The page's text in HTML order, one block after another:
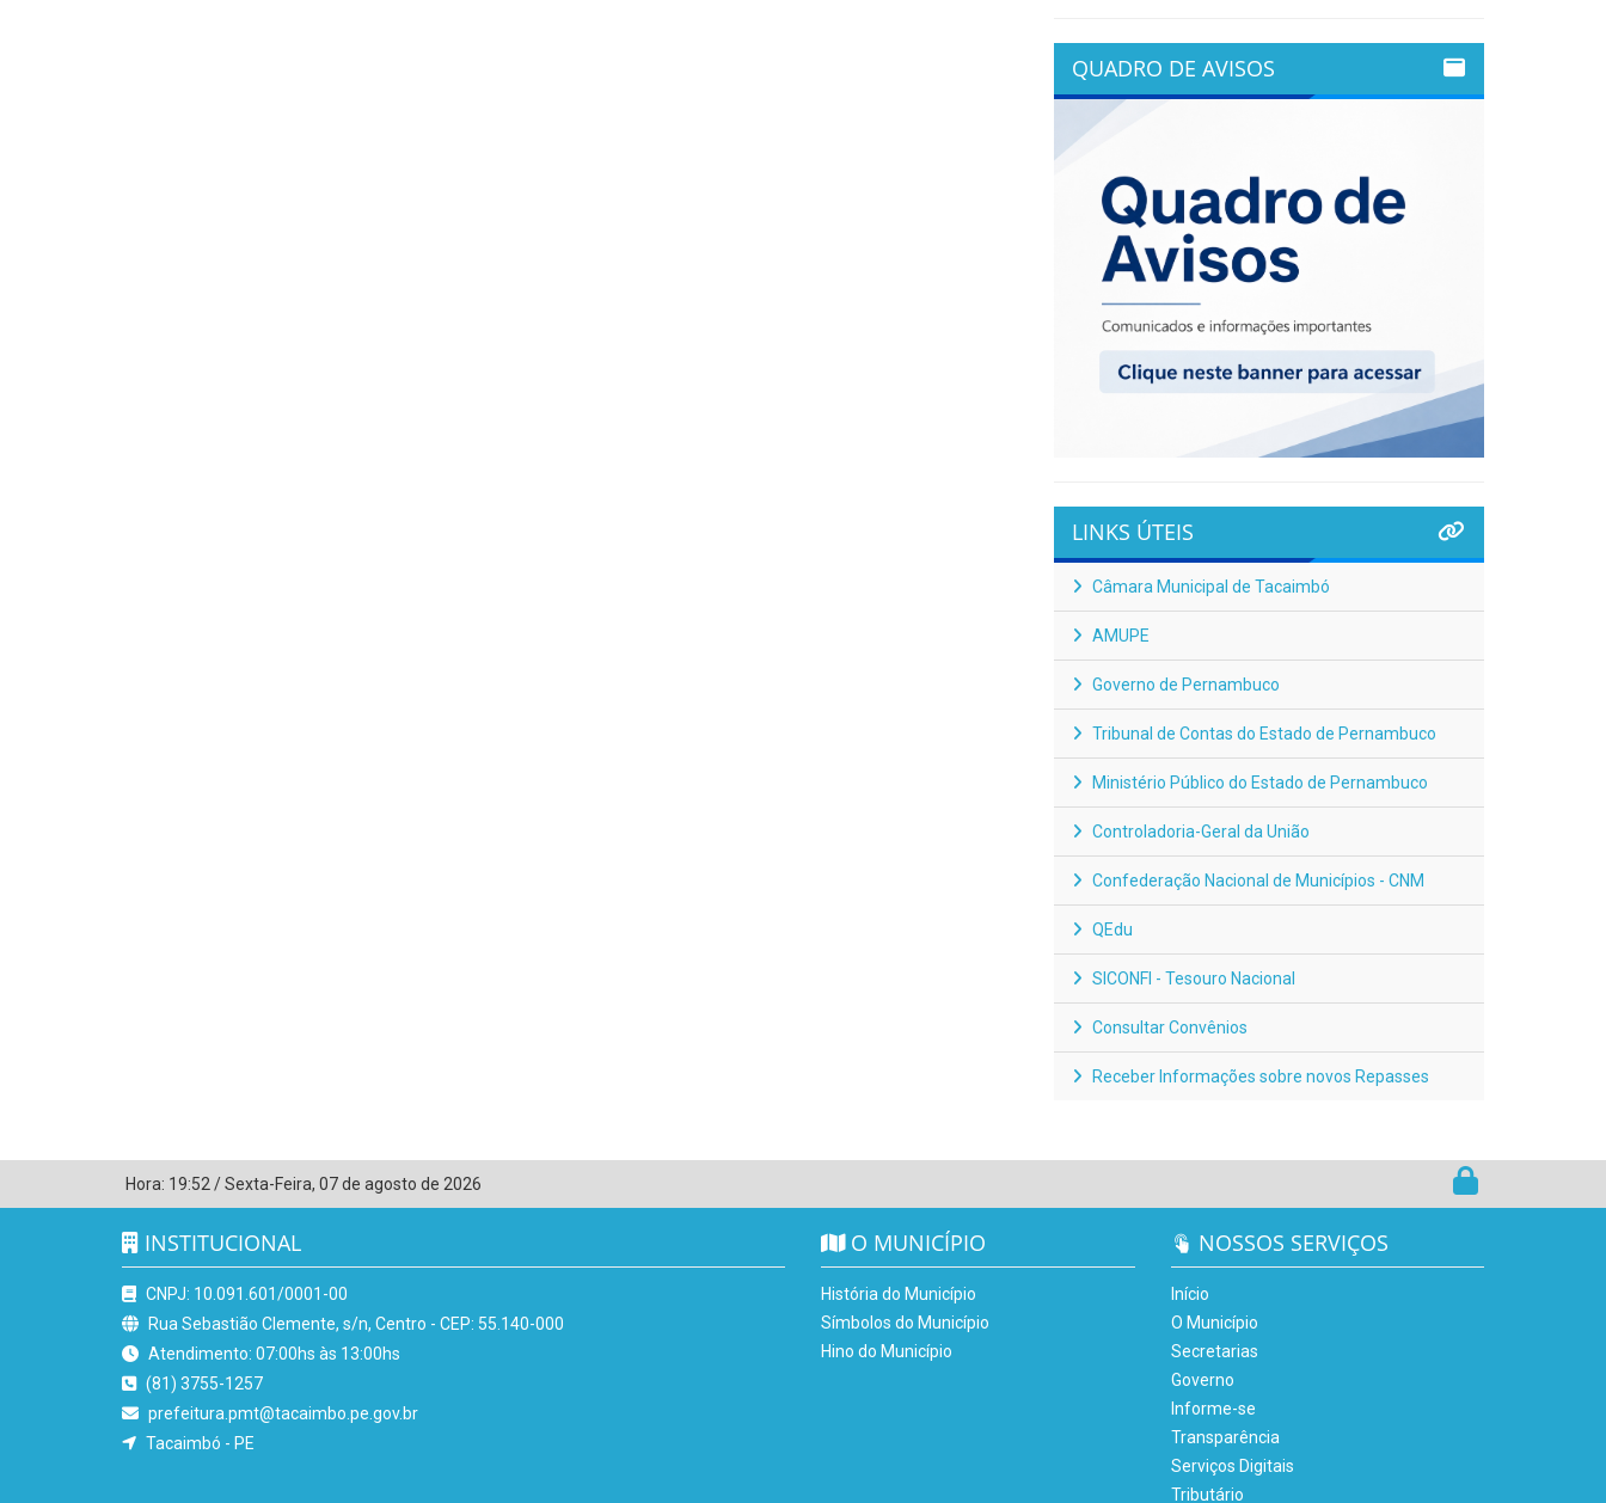
QUADRO DE AVISOS
LINKS ÚTEIS
Câmara Municipal de Tacaimbó
AMUPE
Governo de Pernambuco
Tribunal de Contas do Estado de Pernambuco
Ministério Público do Estado de Pernambuco
Controladoria-Geral da União
Confederação Nacional de Municípios - CNM
QEdu
SICONFI - Tesouro Nacional
Consultar Convênios
Receber Informações sobre novos Repasses
Hora: 19:52/Sexta-Feira, 07 de agosto de 2026
INSTITUCIONAL
CNPJ: 10.091.601/0001-00
Rua Sebastião Clemente, s/n, Centro - CEP: 55.140-000
Atendimento: 07:00hs às 13:00hs
(81) 3755-1257
prefeitura.pmt@tacaimbo.pe.gov.br
Tacaimbó - PE
O MUNICÍPIO
História do Município
Símbolos do Município
Hino do Município
NOSSOS SERVIÇOS
Início
O Município
Secretarias
Governo
Informe-se
Transparência
Serviços Digitais
Tributário